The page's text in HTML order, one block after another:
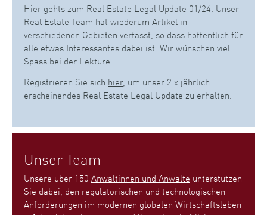
Hier gehts zum Real Estate Legal Update 01/24. Unser
Real Estate Team hat wiederum Artikel in
verschiedenen Gebieten verfasst, so dass hoffentlich für
alle etwas Interessantes dabei ist. Wir wünschen viel
Spass bei der Lektüre.
Registrieren Sie sich hier, um unser 2 x jährlich
erscheinendes Real Estate Legal Update zu erhalten.
Unser Team
Unsere über 150 Anwältinnen und Anwälte unterstützen
Sie dabei, den regulatorischen und technologischen
Anforderungen im modernen globalen Wirtschaftsleben